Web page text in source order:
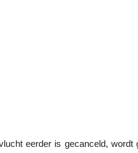
eerder is gecanceld,